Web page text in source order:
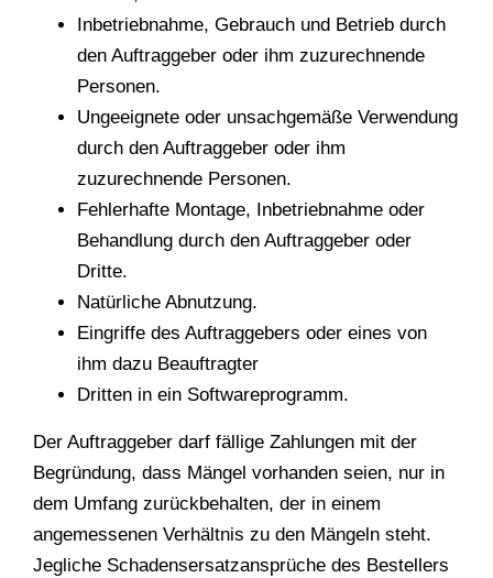
Inbetriebnahme, Gebrauch und Betrieb durch
den Auftraggeber oder ihm zuzurechnende
Personen.
Ungeeignete oder unsachgemäße Verwendung
durch den Auftraggeber oder ihm
zuzurechnende Personen.
Fehlerhafte Montage, Inbetriebnahme oder
Behandlung durch den Auftraggeber oder
Dritte.
Natürliche Abnutzung.
Eingriffe des Auftraggebers oder eines von
ihm dazu Beauftragter
Dritten in ein Softwareprogramm.
Der Auftraggeber darf fällige Zahlungen mit der
Begründung, dass Mängel vorhanden seien, nur in
dem Umfang zurückbehalten, der in einem
angemessenen Verhältnis zu den Mängeln steht.
Jegliche Schadensersatzansprüche des Bestellers